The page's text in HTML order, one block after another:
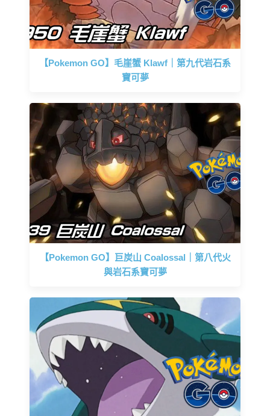
【Pokemon GO】毛崖蟹 Klawf｜第九代岩石系
寶可夢
【Pokemon GO】巨炭山 Coalossal｜第八代火
與岩石系寶可夢